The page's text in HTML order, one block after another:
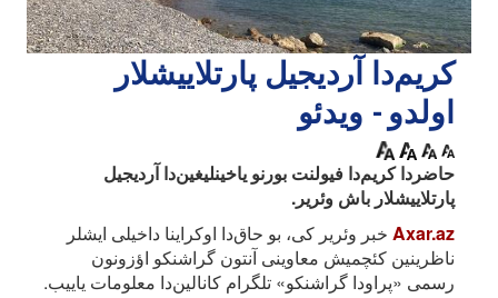
کریم‌دا آردیجیل پارتلاییشلار
اولدو - ویدئو
حاضردا کریم‌دا فیولنت بورنو یاخینلیغین‌دا آردیجیل
پارتلاییشلار باش وئریر.
Axar.az خبر وئریر کی، بو حاق‌دا اوکراینا داخیلی ایشلر
ناظرینین کئچمیش معاوینی آنتون گراشنکو اؤزونون
رسمی «پراودا گراشنکو» تلگرام کانالین‌دا معلومات یاییب.